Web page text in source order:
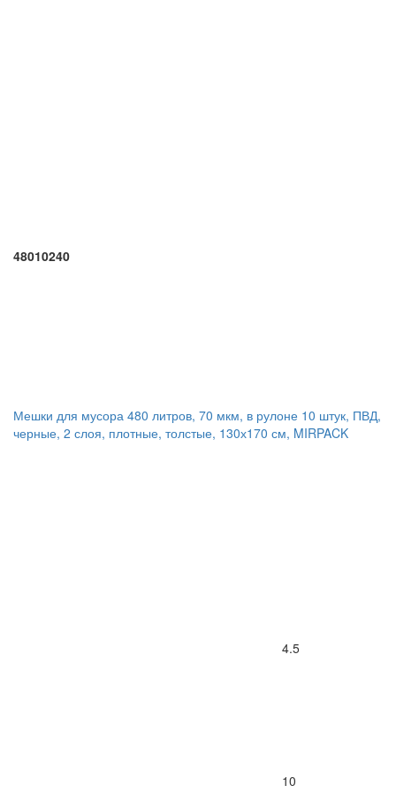
48010240
Мешки для мусора 480 литров, 70 мкм, в рулоне 10 штук, ПВД,
черные, 2 слоя, плотные, толстые, 130х170 см, MIRPACK
4.5
10